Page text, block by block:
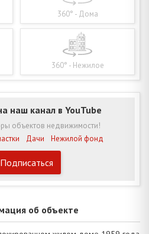
360° - Дома
360° - Нежилое
Подписаться
наш канал в YouTube
объектов недвижимости!
Дачи Нежилой фонд
об объекте